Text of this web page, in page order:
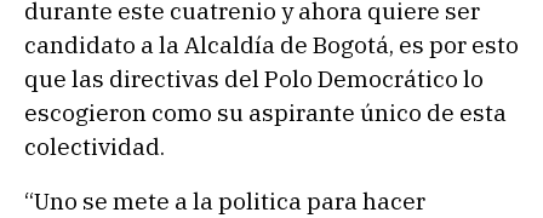
durante este cuatrenio y ahora quiere ser
candidato a la Alcaldía de Bogotá, es por esto
que las directivas del Polo Democrático lo
escogieron como su aspirante único de esta
colectividad.
“Uno se mete a la politica para hacer